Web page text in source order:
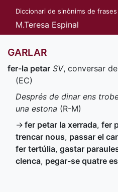
Diccionari de sinònims de
M.Teresa Espinal
GARLAR
fer-la petar SV, conversar
(EC)
Després de dinar ens
una estona (R-M)
→ fer petar la xerrada, fer
trencar nous, passar el
fer tertúlia, gastar
clenca, pegar-se quatre